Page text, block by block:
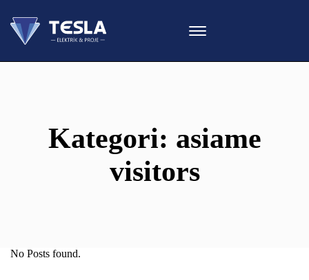
Kategori: asiame
visitors
No Posts found.